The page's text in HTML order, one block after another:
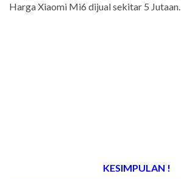
Harga Xiaomi Mi6 dijual sekitar 5 Jutaan.
KESIMPULAN !